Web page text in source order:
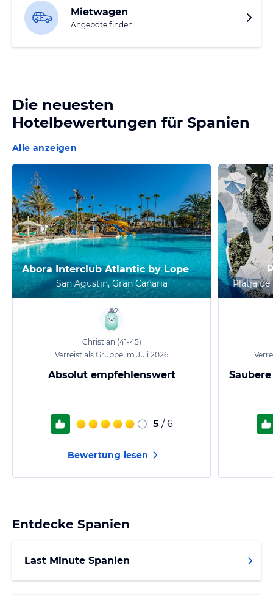
Mietwagen
Angebote finden
Die neuesten
Hotelbewertungen für Spanien
Alle anzeigen
Abora Interclub Atlantic by Lopesan Hotels
San Agustin, Gran Canaria
Christian (41-45)
Verreist als Gruppe im Juli 2026
Absolut empfehlenswert
5 / 6
Bewertung lesen
Platja de
Entdecke Spanien
Last Minute Spanien